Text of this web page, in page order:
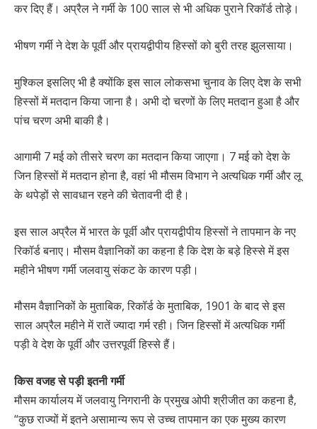
कर दिए हैं। अप्रैल ने गर्मी के 100 साल से भी अधिक पुराने रिकॉर्ड तोड़े।
भीषण गर्मी ने देश के पूर्वी और प्रायद्वीपीय हिस्सों को बुरी तरह झुलसाया।
मुश्किल इसलिए भी है क्योंकि इस साल लोकसभा चुनाव के लिए देश के सभी
हिस्सों में मतदान किया जाना है। अभी दो चरणों के लिए मतदान हुआ है और
पांच चरण अभी बाकी है।
आगामी 7 मई को तीसरे चरण का मतदान किया जाएगा। 7 मई को देश के
जिन हिस्सों में मतदान होना है, वहां भी मौसम विभाग ने अत्यधिक गर्मी और लू
के थपेड़ों से सावधान रहने की चेतावनी दी है।
इस साल अप्रैल में भारत के पूर्वी और प्रायद्वीपीय हिस्सों ने तापमान के नए
रिकॉर्ड बनाए। मौसम वैज्ञानिकों का कहना है कि देश के बड़े हिस्से में इस
महीने भीषण गर्मी जलवायु संकट के कारण पड़ी।
मौसम वैज्ञानिकों के मुताबिक, रिकॉर्ड के मुताबिक, 1901 के बाद से इस
साल अप्रैल महीने में रातें ज्यादा गर्म रही। जिन हिस्सों में अत्यधिक गर्मी
पड़ी वे देश के पूर्वी और उत्तरपूर्वी हिस्से हैं।
किस वजह से पड़ी इतनी गर्मी
मौसम कार्यालय में जलवायु निगरानी के प्रमुख ओपी श्रीजीत का कहना है,
“कुछ राज्यों में इतने असामान्य रूप से उच्च तापमान का एक मुख्य कारण